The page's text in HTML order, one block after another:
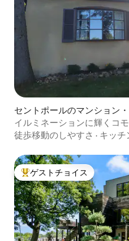
セントポールのマンション
イルミネーションに輝くコ
徒歩移動のしやすさ · キッチ
大好評のゲストチョイスで
ゲストチョイス